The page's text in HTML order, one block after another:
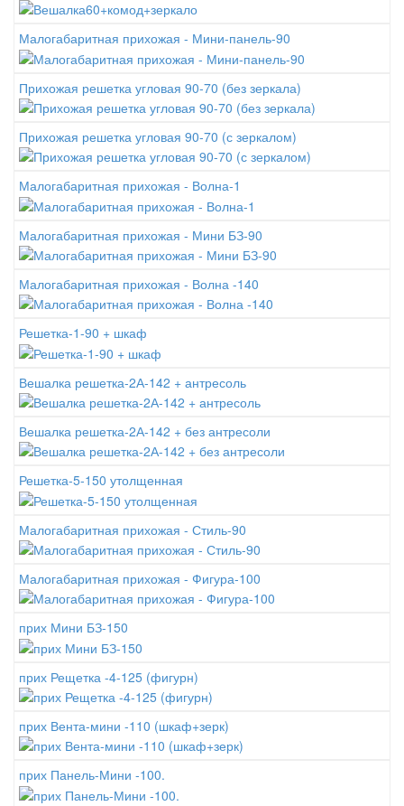
Малогабаритная прихожая - Мини-панель-90
Прихожая решетка угловая 90-70 (без зеркала)
Прихожая решетка угловая 90-70 (с зеркалом)
Малогабаритная прихожая - Волна-1
Малогабаритная прихожая - Мини БЗ-90
Малогабаритная прихожая - Волна -140
Решетка-1-90 + шкаф
Вешалка решетка-2А-142 + антресоль
Вешалка решетка-2А-142 + без антресоли
Решетка-5-150 утолщенная
Малогабаритная прихожая - Стиль-90
Малогабаритная прихожая - Фигура-100
прих Мини БЗ-150
прих Рещетка -4-125 (фигурн)
прих Вента-мини -110 (шкаф+зерк)
прих Панель-Мини -100.